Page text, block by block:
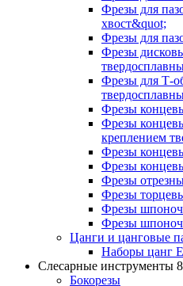
Фрезы для
хвост&quot;
Фрезы для
Фрезы
Фрезы для Т-
Фрезы
Фрезы
креплением
Фрезы
Фрезы
Фрезы
Фрезы
Фрезы
Фрезы
Цанги и цанговые
Наборы цанг
Слесарные инструменты
Бокорезы